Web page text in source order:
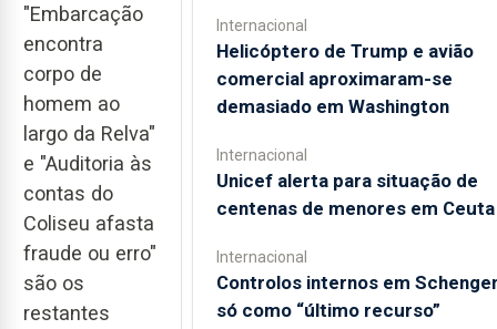
"Embarcação
encontra
corpo de
homem ao
largo da Relva"
e "Auditoria às
contas do
Coliseu afasta
fraude ou erro"
são os
restantes
Internacional
Helicóptero de Trump e avião
comercial aproximaram-se
demasiado em Washington
Internacional
Unicef alerta para situação de
centenas de menores em Ceuta
Internacional
Controlos internos em
só como “último recurso”